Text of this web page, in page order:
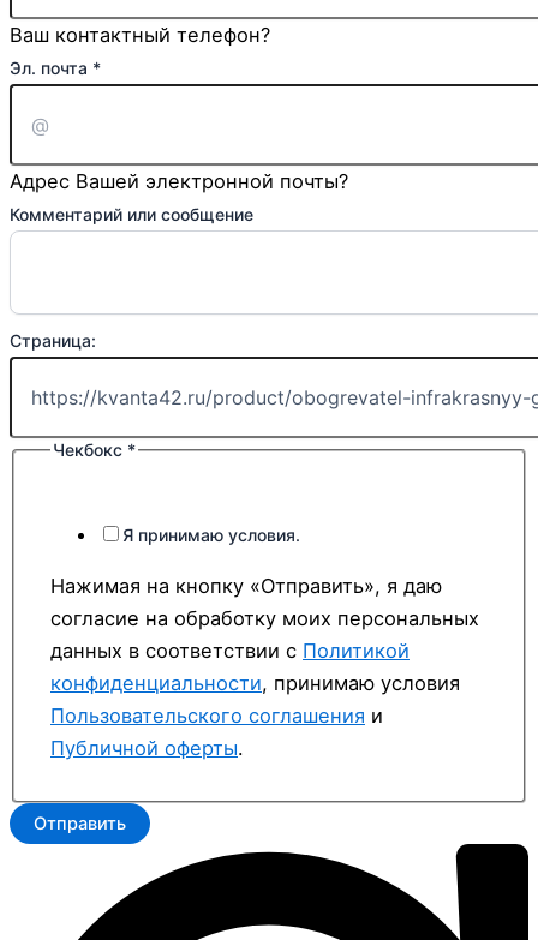
Ваш контактный телефон?
Эл. почта *
Адрес Вашей электронной почты?
Комментарий или сообщение
Страница:
Чекбокс *
Я принимаю условия.
Нажимая на кнопку «Отправить», я даю
согласие на обработку моих персональных
данных в соответствии с Политикой
конфиденциальности, принимаю условия
Пользовательского соглашения и
Публичной оферты.
Отправить